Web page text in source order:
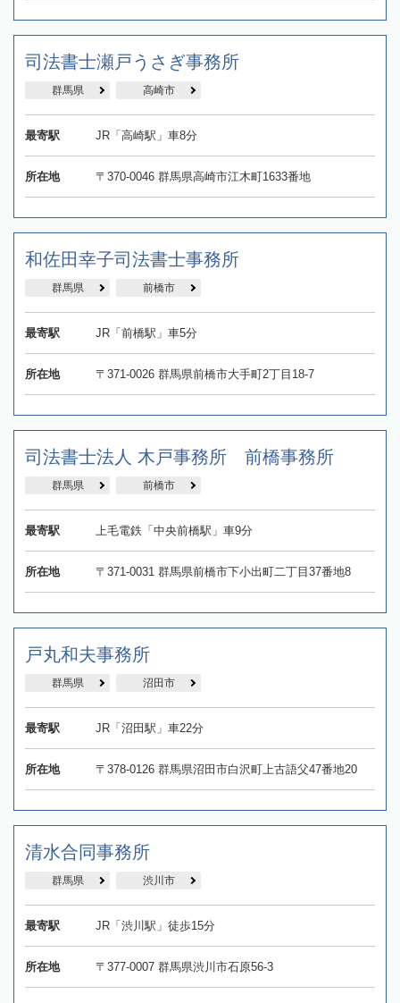
司法書士瀬戸うさぎ事務所
群馬県 高崎市
最寄駅 JR「高崎駅」車8分
所在地 〒370-0046 群馬県高崎市江木町1633番地
和佐田幸子司法書士事務所
群馬県 前橋市
最寄駅 JR「前橋駅」車5分
所在地 〒371-0026 群馬県前橋市大手町2丁目18-7
司法書士法人 木戸事務所 前橋事務所
群馬県 前橋市
最寄駅 上毛電鉄「中央前橋駅」車9分
所在地 〒371-0031 群馬県前橋市下小出町二丁目37番地8
戸丸和夫事務所
群馬県 沼田市
最寄駅 JR「沼田駅」車22分
所在地 〒378-0126 群馬県沼田市白沢町上古語父47番地20
清水合同事務所
群馬県 渋川市
最寄駅 JR「渋川駅」徒歩15分
所在地 〒377-0007 群馬県渋川市石原56-3